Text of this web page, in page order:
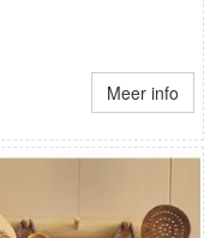
Meer info